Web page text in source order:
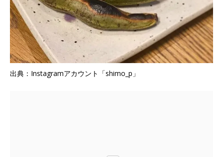
出典：Instagramアカウント「shimo_p」